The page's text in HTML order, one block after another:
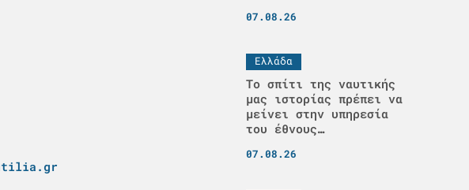
07.08.26
Ελλάδα
Το σπίτι της ναυτικής
μας ιστορίας πρέπει να
μείνει στην υπηρεσία
του έθνους…
07.08.26